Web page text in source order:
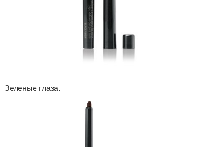
Зеленые глаза.